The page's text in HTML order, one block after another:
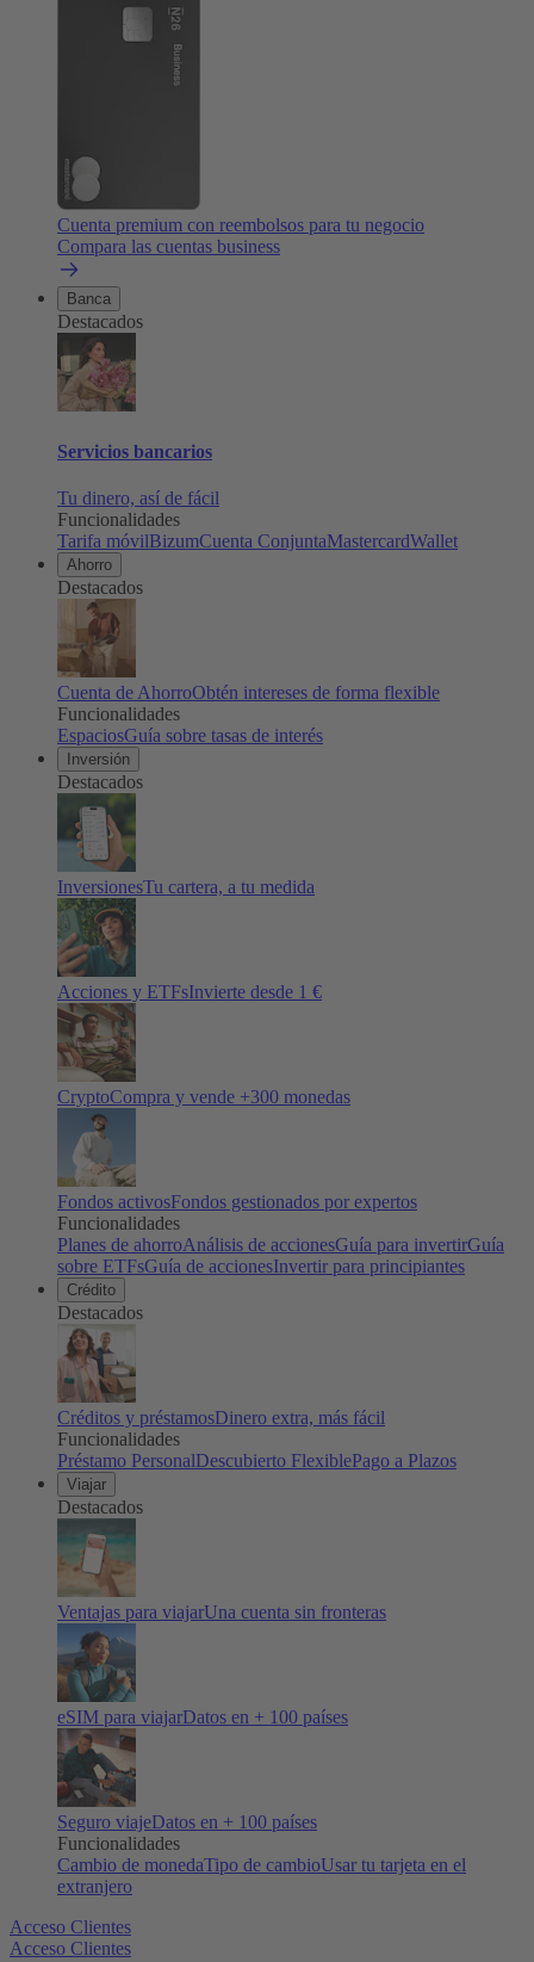
Cuenta premium con reembolsos para tu negocio
Compara las cuentas business
Banca
Destacados
Servicios bancarios
Tu dinero, así de fácil
Funcionalidades
Tarifa móvilBizumCuenta ConjuntaMastercardWallet
Ahorro
Destacados
Cuenta de AhorroObtén intereses de forma flexible
Funcionalidades
EspaciosGuía sobre tasas de interés
Inversión
Destacados
InversionesTu cartera, a tu medida
Acciones y ETFsInvierte desde 1 €
CryptoCompra y vende +300 monedas
Fondos activosFondos gestionados por expertos
Funcionalidades
Planes de ahorroAnálisis de accionesGuía para invertirGuía
sobre ETFsGuía de accionesInvertir para principiantes
Crédito
Destacados
Créditos y préstamosDinero extra, más fácil
Funcionalidades
Préstamo PersonalDescubierto FlexiblePago a Plazos
Viajar
Destacados
Ventajas para viajarUna cuenta sin fronteras
eSIM para viajarDatos en + 100 países
Seguro viajeDatos en + 100 países
Funcionalidades
Cambio de monedaTipo de cambioUsar tu tarjeta en el
extranjero
Acceso Clientes
Acceso Clientes